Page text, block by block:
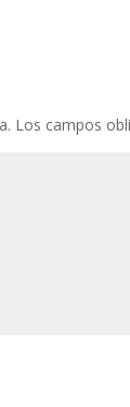
Los campos